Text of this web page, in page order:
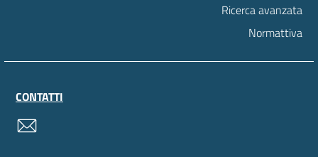
Ricerca avanzata
Normattiva
CONTATTI